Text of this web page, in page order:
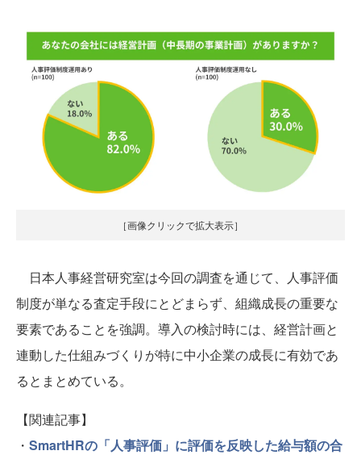
［画像クリックで拡大表示］
日本人事経営研究室は今回の調査を通じて、人事評価
制度が単なる査定手段にとどまらず、組織成長の重要な
要素であることを強調。導入の検討時には、経営計画と
連動した仕組みづくりが特に中小企業の成長に有効であ
るとまとめている。
【関連記事】
・ SmartHRの「人事評価」に評価を反映した給与額の合